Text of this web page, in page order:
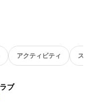
アクティビティ ス
ブ